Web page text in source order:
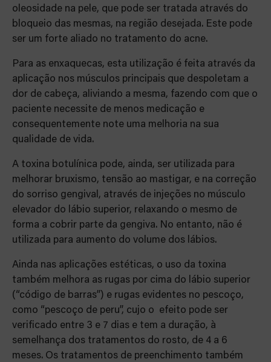
oleosidade na pele, que pode ser tratada através do
bloqueio das mesmas, na região desejada. Este pode
ser um forte aliado no tratamento do acne.
Para as enxaquecas, esta utilização é feita através da
aplicação nos músculos principais que despoletam a
dor de cabeça, aliviando a mesma, fazendo com que o
paciente necessite de menos medicação e
consequentemente note uma melhoria na sua
qualidade de vida.
A toxina botulínica pode, ainda, ser utilizada para
melhorar bruxismo, tensão ao mastigar, e na correção
do sorriso gengival, através de injeções no músculo
elevador do lábio superior, relaxando o mesmo de
forma a cobrir parte da gengiva. No entanto, não é
utilizada para aumento do volume dos lábios.
Ainda nas aplicações estéticas, o uso da toxina
também melhora as rugas por cima do lábio superior
(“código de barras”) e rugas evidentes no pescoço,
como “pescoço de peru”, cujo o efeito pode ser
verificado entre 3 e 7 dias e tem a duração, à
semelhança dos tratamentos do rosto, de 4 a 6
meses. Os tratamentos de preenchimento também